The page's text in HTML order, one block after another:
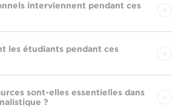
interviennent pendant ces
les étudiants pendant ces
sont-elles essentielles dans
?